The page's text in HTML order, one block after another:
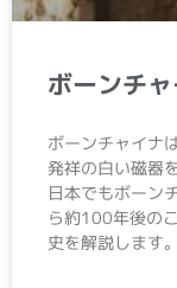
ボーンチ
ボーンチャイナ
発祥の白い磁器
日本でもボーン
ら約100年後の
史を解説します。